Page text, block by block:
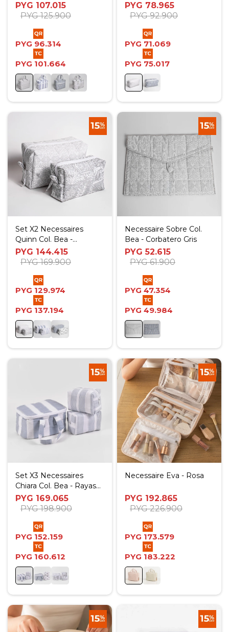
PYG 107.015
PYG 125.900
PYG 96.314
PYG 101.664
PYG 78.965
PYG 92.900
PYG 71.069
PYG 75.017
Set X2 Necessaires
Quinn Col. Bea -
Corbatero Gris
PYG 144.415
PYG 169.900
PYG 129.974
PYG 137.194
Necessaire Sobre Col.
Bea - Corbatero Gris
PYG 52.615
PYG 61.900
PYG 47.354
PYG 49.984
Set X3 Necessaires
Chiara Col. Bea - Rayas
Celestes
PYG 169.065
PYG 198.900
PYG 152.159
PYG 160.612
Necessaire Eva - Rosa
PYG 192.865
PYG 226.900
PYG 173.579
PYG 183.222